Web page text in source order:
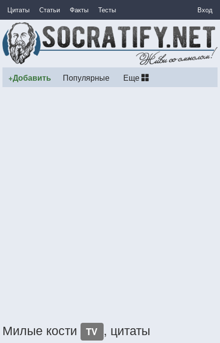
Цитаты Статьи Факты Тесты Вход
+Добавить Популярные Еще
Милые кости TV , цитаты